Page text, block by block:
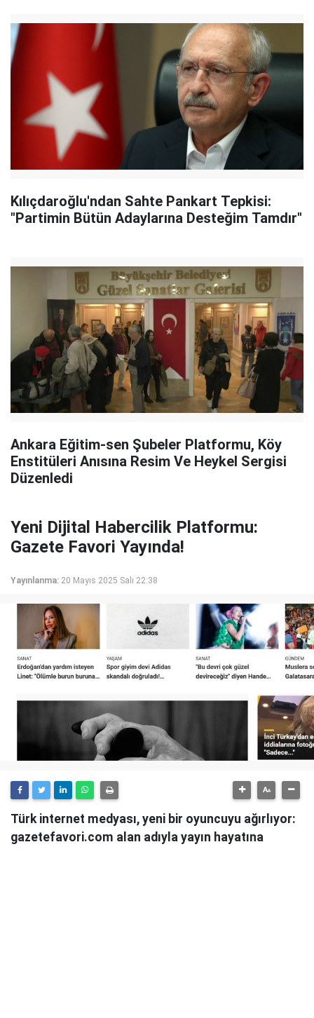
Kılıçdaroğlu'ndan Sahte Pankart Tepkisi:
"Partimin Bütün Adaylarına Desteğim Tamdır"
Ankara Eğitim-sen Şubeler Platformu, Köy
Enstitüleri Anısına Resim Ve Heykel Sergisi
Düzenledi
Yeni Dijital Habercilik Platformu:
Gazete Favori Yayında!
Yayınlanma: 20 Mayıs 2025 Salı 22:38
Türk internet medyası, yeni bir oyuncuyu ağırlıyor:
gazetefavori.com alan adıyla yayın hayatına